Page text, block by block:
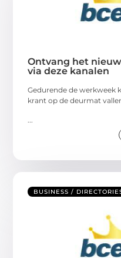
Ontvang het
via deze kanalen
Gedurende de werkweek
krant op de deurmat
BUSINESS /